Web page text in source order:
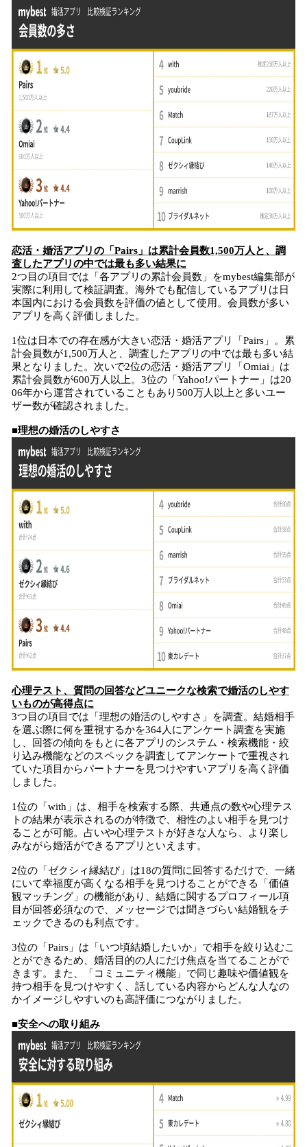
恋活・婚活アプリの「Pairs」は累計会員数1,500万人と、調
査したアプリの中では最も多い結果に
2つ目の項目では「各アプリの累計会員数」をmybest編集部が
実際に利用して検証調査。海外でも配信しているアプリは日
本国内における会員数を評価の値として使用。会員数が多い
アプリを高く評価しました。
1位は日本での存在感が大きい恋活・婚活アプリ「Pairs」。累
計会員数が1,500万人と、調査したアプリの中では最も多い結
果となりました。次いで2位の恋活・婚活アプリ「Omiai」は
累計会員数が600万人以上。3位の「Yahoo!パートナー」は20
06年から運営されていることもあり500万人以上と多いユー
ザー数が確認されました。
■理想の婚活のしやすさ
心理テスト、質問の回答などユニークな検索で婚活のしやす
いものが高得点に
3つ目の項目では「理想の婚活のしやすさ」を調査。結婚相手
を選ぶ際に何を重視するかを364人にアンケート調査を実施
し、回答の傾向をもとに各アプリのシステム・検索機能・絞
り込み機能などのスペックを調査してアンケートで重視され
ていた項目からパートナーを見つけやすいアプリを高く評価
しました。
1位の「with」は、相手を検索する際、共通点の数や心理テス
トの結果が表示されるのが特徴で、相性のよい相手を見つけ
ることが可能。占いや心理テストが好きな人なら、より楽し
みながら婚活ができるアプリといえます。
2位の「ゼクシィ縁結び」は18の質問に回答するだけで、一緒
にいて幸福度が高くなる相手を見つけることができる「価値
観マッチング」の機能があり、結婚に関するプロフィール項
目が回答必須なので、メッセージでは聞きづらい結婚観をチ
ェックできるのも利点です。
3位の「Pairs」は「いつ頃結婚したいか」で相手を絞り込むこ
とができるため、婚活目的の人にだけ焦点を当てることがで
きます。また、「コミュニティ機能」で同じ趣味や価値観を
持つ相手を見つけやすく、話している内容からどんな人なの
かイメージしやすいのも高評価につながりました。
■安全への取り組み